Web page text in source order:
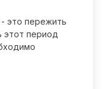
- это пережить
этот период